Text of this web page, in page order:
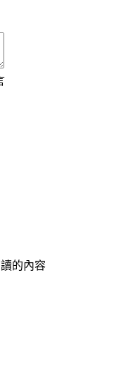
的內容